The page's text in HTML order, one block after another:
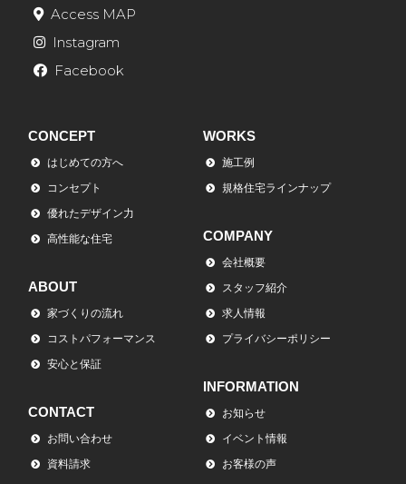
Access MAP
Instagram
Facebook
CONCEPT
はじめての方へ
コンセプト
優れたデザイン力
高性能な住宅
ABOUT
家づくりの流れ
コストパフォーマンス
安心と保証
CONTACT
お問い合わせ
資料請求
WORKS
施工例
規格住宅ラインナップ
COMPANY
会社概要
スタッフ紹介
求人情報
プライバシーポリシー
INFORMATION
お知らせ
イベント情報
お客様の声